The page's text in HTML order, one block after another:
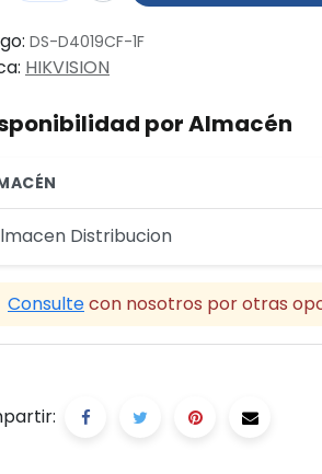
DS-D4019CF-1F
HIKVISION
por Almacén
Distribucion
Consultecon nosotros por otras